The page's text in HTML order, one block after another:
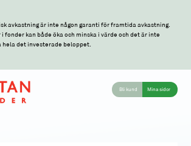
avkastning är inte någon garanti för framtida avkastning.
fonder kan både öka och minska i värde och det är inte
det investerade beloppet.
Bli kund Mina sidor